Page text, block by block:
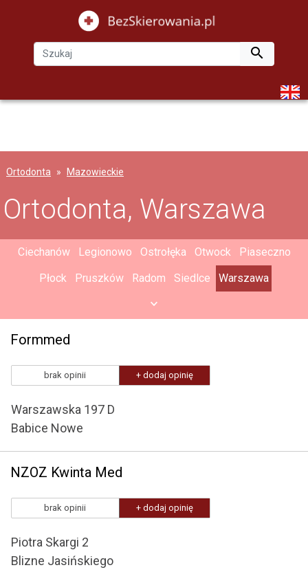

Ortodonta Mazowieckie
Ortodonta, Warszawa
Ciechanów Legionowo Ostrołęka Otwock
Piaseczno
Płock
Pruszków Radom Siedlce Warszawa
Formmed
brak opinii + dodaj opinię
Warszawska 197 D
Babice Nowe
NZOZ Kwinta Med
brak opinii + dodaj opinię
Piotra Skargi 2
Blizne Jasińskiego